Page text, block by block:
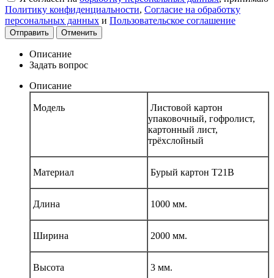
Политику конфиденциальности, Согласие на обработку
персональных данных и Пользовательское соглашение
Отправить Отменить
Описание
Задать вопрос
Описание
Модель
Листовой картон
упаковочный, гофролист,
картонный лист,
трёхслойный
Материал Бурый картон Т21В
Длина 1000 мм.
Ширина 2000 мм.
Высота 3 мм.